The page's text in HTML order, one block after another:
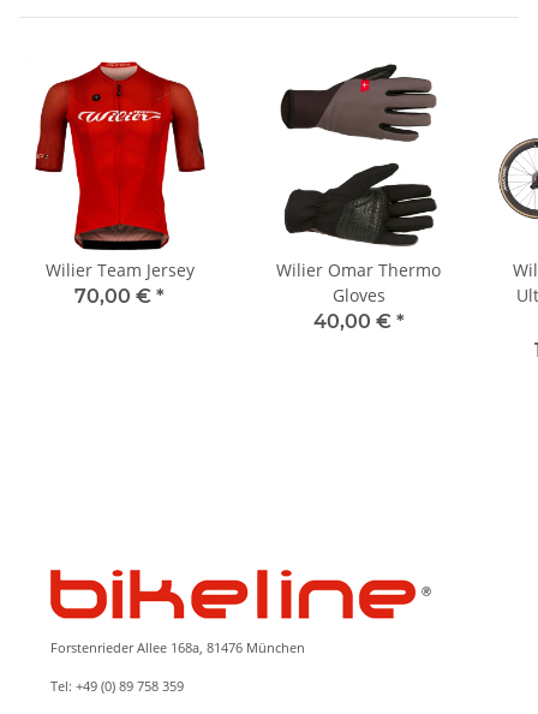
Wilier Team Jersey
70,00 € *
Wilier Omar Thermo
Gloves
40,00 € *
Forstenrieder Allee 168a, 81476 München
Tel: +49 (0) 89 758 359